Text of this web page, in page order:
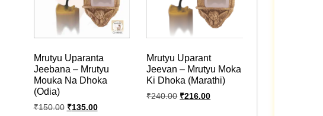
Mrutyu Uparanta
Jeebana – Mrutyu
Mouka Na Dhoka
(Odia)
₹150.00 ₹135.00
Mrutyu Uparant
Jeevan – Mrutyu Moka
Ki Dhoka (Marathi)
₹240.00 ₹216.00